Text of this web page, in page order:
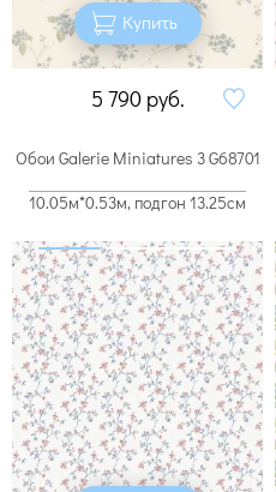
Купить
5 790 руб.
Обои Galerie Miniatures 3 G68701
10.05м*0.53м, подгон 13.25см